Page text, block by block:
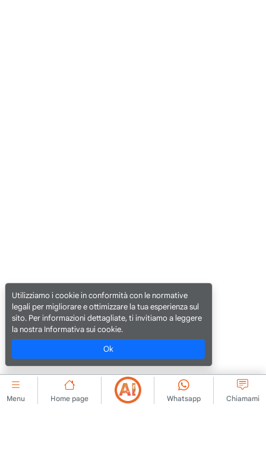
Menu Home page Whatsapp Chiamami
Utilizziamo i cookie in conformità con le normative
legali per migliorare e ottimizzare la tua esperienza sul
sito. Per informazioni dettagliate, ti invitiamo a leggere
la nostra Informativa sui cookie.
Ok